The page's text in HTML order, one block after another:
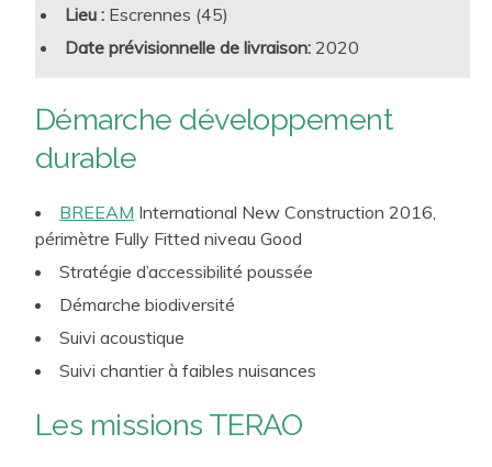
À l'échelle de leur environnement d'implantation, pour
encourager les modes de déplacements alternatifs :
Lieu : Escrennes (45)
Date prévisionnelle de livraison: 2020
Démarche développement
durable
BREEAM International New Construction 2016,
périmètre Fully Fitted niveau Good
Stratégie d’accessibilité poussée
Démarche biodiversité
Suivi acoustique
Suivi chantier à faibles nuisances
Les missions TERAO